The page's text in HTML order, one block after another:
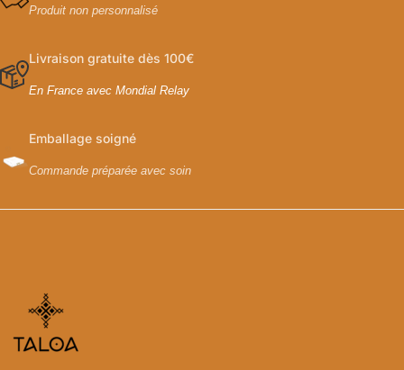
Produit non personnalisé
Livraison gratuite dès 100€
En France avec Mondial Relay
Emballage soigné
Commande préparée avec soin